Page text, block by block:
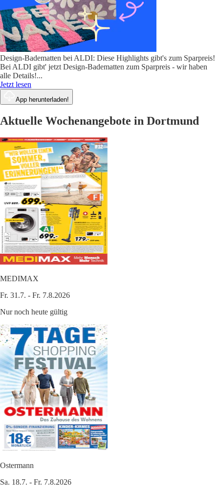
Design-Badematten bei ALDI: Diese Highlights gibt's zum Sparpreis!
Bei ALDI gibt' jetzt Design-Badematten zum Sparpreis - wir haben
alle Details!...
Jetzt lesen
App herunterladen!
Aktuelle Wochenangebote in Dortmund
MEDIMAX
Fr. 31.7. - Fr. 7.8.2026
Nur noch heute gültig
Ostermann
Sa. 18.7. - Fr. 7.8.2026